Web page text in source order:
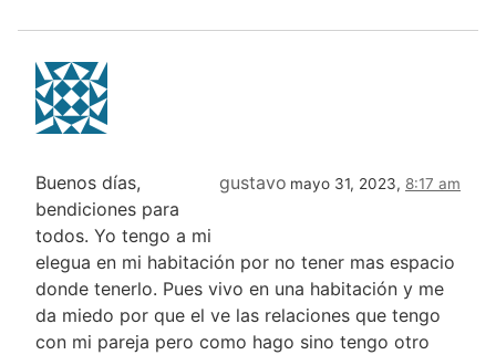
gustavo mayo 31, 2023, 8:17 am
Buenos días,
bendiciones para
todos. Yo tengo a mi
elegua en mi habitación por no tener mas espacio
donde tenerlo. Pues vivo en una habitación y me
da miedo por que el ve las relaciones que tengo
con mi pareja pero como hago sino tengo otro